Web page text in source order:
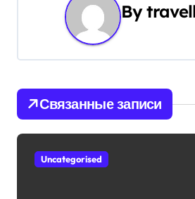
ц
и
я
п
By
Связанные записи
Uncategorised